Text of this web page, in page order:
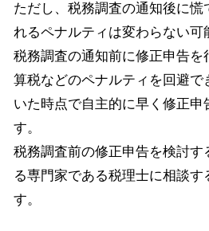
ただし、税務調査の通知後に慌
れるペナルティは変わらない可
税務調査の通知前に修正申告を
算税などのペナルティを回避
いた時点で自主的に早く修正
す。
税務調査前の修正申告を検討す
る専門家である税理士に相談す
す。